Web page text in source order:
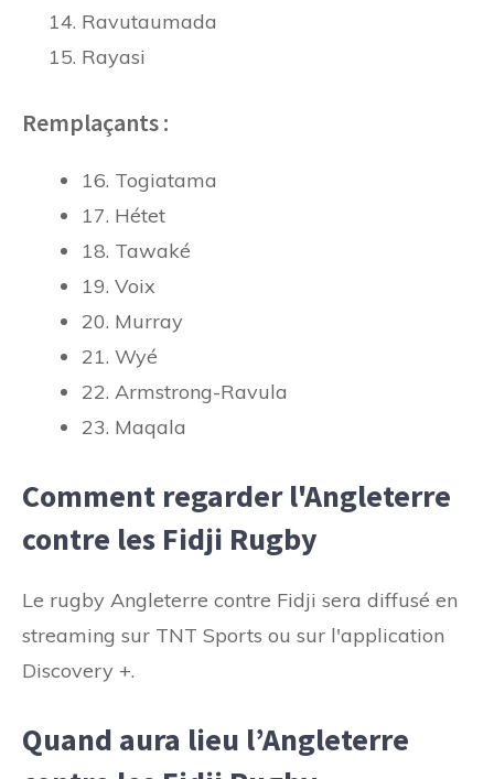
Ravutaumada
Rayasi
Remplaçants :
16. Togiatama
17. Hétet
18. Tawaké
19. Voix
20. Murray
21. Wyé
22. Armstrong-Ravula
23. Maqala
Comment regarder l'Angleterre
contre les Fidji Rugby
Le rugby Angleterre contre Fidji sera diffusé en
streaming sur TNT Sports ou sur l'application
Discovery +.
Quand aura lieu l’Angleterre